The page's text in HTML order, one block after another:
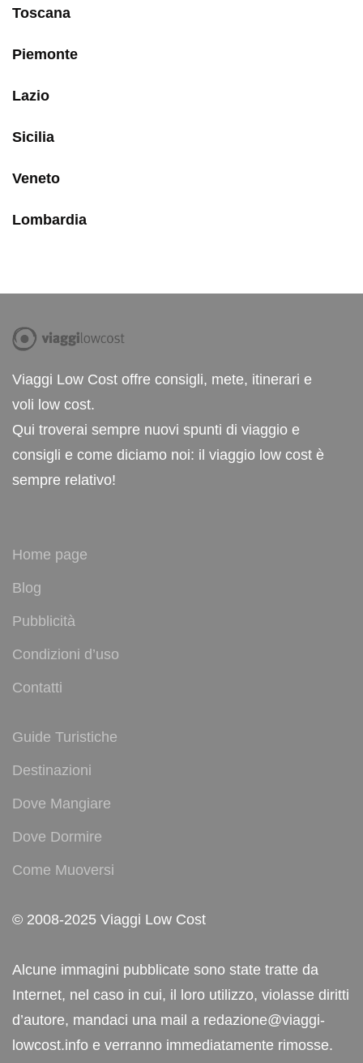
Toscana
Piemonte
Lazio
Sicilia
Veneto
Lombardia
Viaggi Low Cost offre consigli, mete, itinerari e
voli low cost.
Qui troverai sempre nuovi spunti di viaggio e
consigli e come diciamo noi: il viaggio low cost è
sempre relativo!
Home page
Blog
Pubblicità
Condizioni d’uso
Contatti
Guide Turistiche
Destinazioni
Dove Mangiare
Dove Dormire
Come Muoversi
© 2008-2025 Viaggi Low Cost
Alcune immagini pubblicate sono state tratte da
Internet, nel caso in cui, il loro utilizzo, violasse diritti
d’autore, mandaci una mail a redazione@viaggi-
lowcost.info e verranno immediatamente rimosse.